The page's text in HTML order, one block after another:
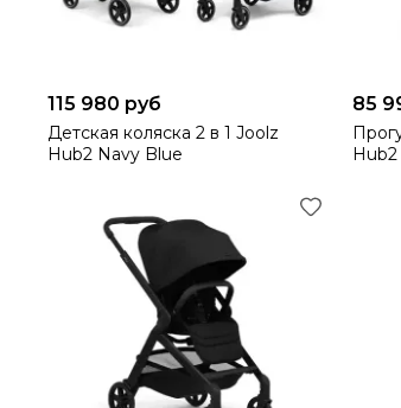
115 980 руб
Детская коляска 2 в 1 Joolz
Hub2 Navy Blue
85
Hub2